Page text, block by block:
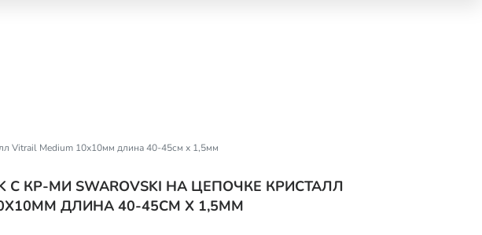
Vitrail Medium 10х10мм длина 40-45см х 1,5мм
С КР-МИ SWAROVSKI НА ЦЕПОЧКЕ КРИСТАЛЛ
ДЛИНА 40-45СМ Х 1,5ММ